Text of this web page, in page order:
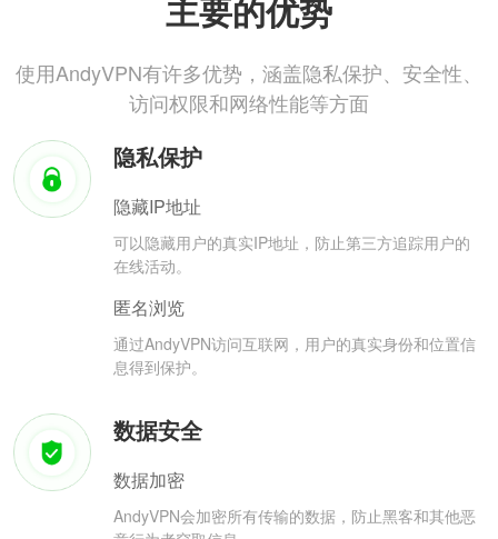
主要的优势
使用AndyVPN有许多优势，涵盖隐私保护、安全性、
访问权限和网络性能等方面
隐私保护
隐藏IP地址
可以隐藏用户的真实IP地址，防止第三方追踪用户的
在线活动。
匿名浏览
通过AndyVPN访问互联网，用户的真实身份和位置信
息得到保护。
数据安全
数据加密
AndyVPN会加密所有传输的数据，防止黑客和其他恶